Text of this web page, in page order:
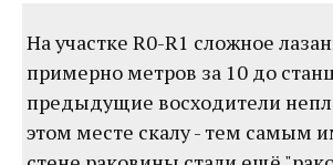
На участке R0-R1 сложное
примерно метров за 10 до
предыдущие восходители
этом месте скалу - тем самым